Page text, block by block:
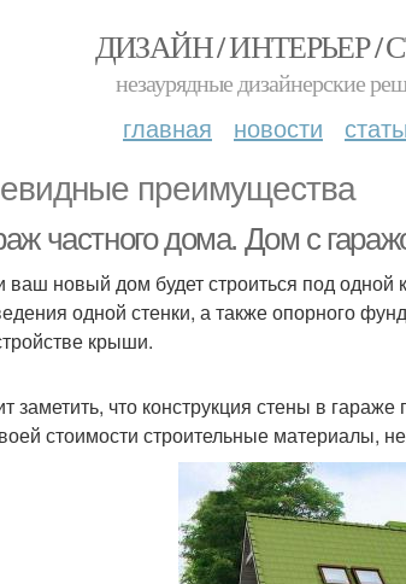
ДИЗАЙН / ИНТЕРЬЕР /
незаурядные дизайнерские
главная новости
преимущества
частного дома. Дом с
ваш новый дом будет строиться под одной
одной стенки, а также опорного
крыши.
заметить, что конструкция стены в
стоимости строительные материалы,